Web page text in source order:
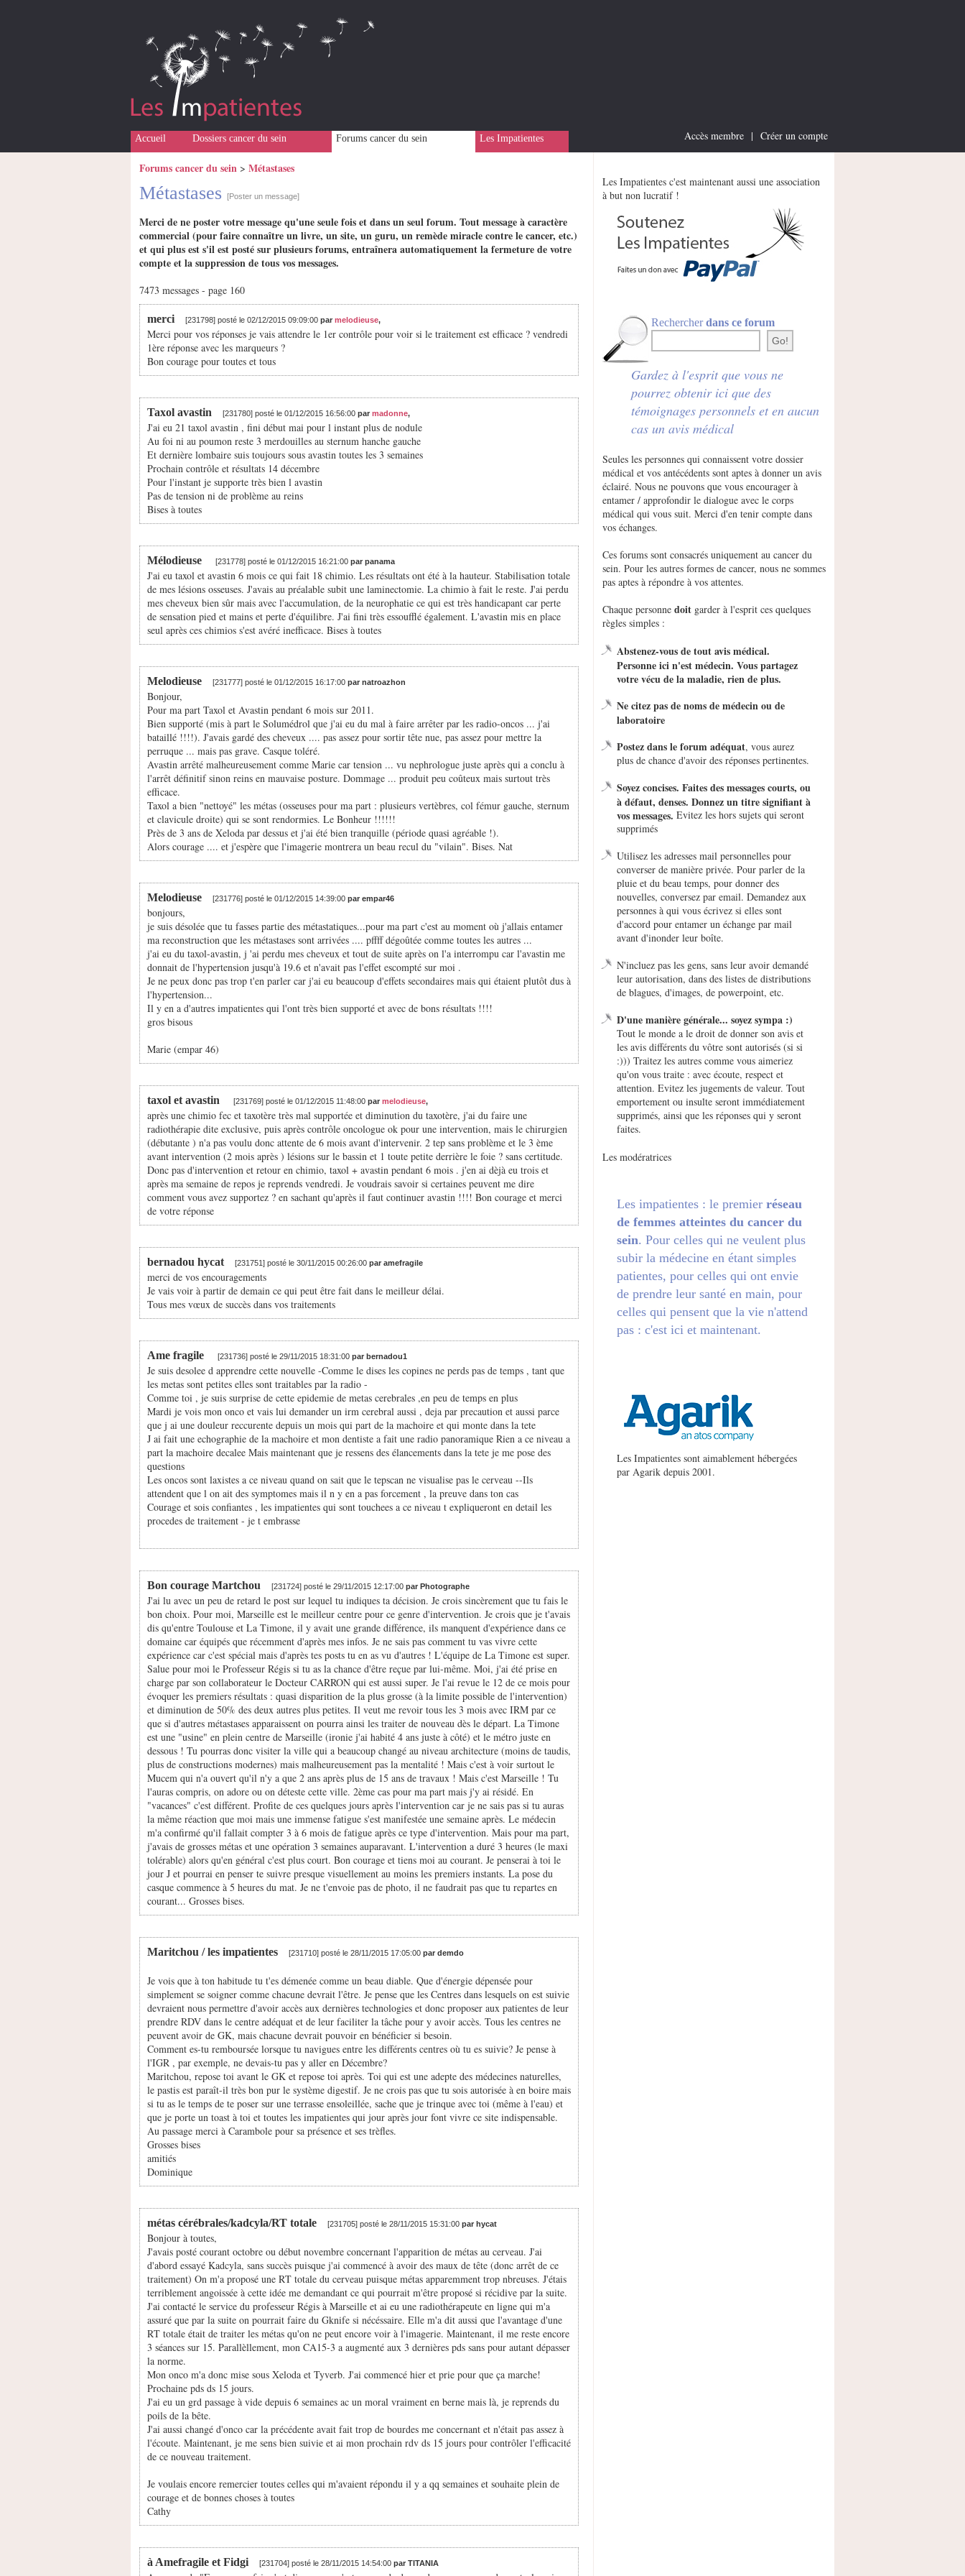
Accueil Dossiers cancer du sein Forums cancer du sein Les Impatientes Accès membre | Créer un compte
Forums cancer du sein > Métastases
Métastases [Poster un message]
Merci de ne poster votre message qu'une seule fois et dans un seul forum. Tout message à caractère
commercial (pour faire connaître un livre, un site, un guru, un remède miracle contre le cancer, etc.)
et qui plus est s'il est posté sur plusieurs forums, entraînera automatiquement la fermeture de votre
compte et la suppression de tous vos messages.
7473 messages - page 160
merci [231798] posté le 02/12/2015 09:09:00 par melodieuse,
Merci pour vos réponses je vais attendre le 1er contrôle pour voir si le traitement est efficace ? vendredi
1ère réponse avec les marqueurs ?
Bon courage pour toutes et tous
Taxol avastin [231780] posté le 01/12/2015 16:56:00 par madonne,
J'ai eu 21 taxol avastin , fini début mai pour l instant plus de nodule
Au foi ni au poumon reste 3 merdouilles au sternum hanche gauche
Et dernière lombaire suis toujours sous avastin toutes les 3 semaines
Prochain contrôle et résultats 14 décembre
Pour l'instant je supporte très bien l avastin
Pas de tension ni de problème au reins
Bises à toutes
Mélodieuse [231778] posté le 01/12/2015 16:21:00 par panama
J'ai eu taxol et avastin 6 mois ce qui fait 18 chimio. Les résultats ont été à la hauteur. Stabilisation totale
de mes lésions osseuses. J'avais au préalable subit une laminectomie. La chimio à fait le reste. J'ai perdu
mes cheveux bien sûr mais avec l'accumulation, de la neurophatie ce qui est très handicapant car perte
de sensation pied et mains et perte d'équilibre. J'ai fini très essoufflé également. L'avastin mis en place
seul après ces chimios s'est avéré inefficace. Bises à toutes
Melodieuse [231777] posté le 01/12/2015 16:17:00 par natroazhon
Bonjour,
Pour ma part Taxol et Avastin pendant 6 mois sur 2011.
Bien supporté (mis à part le Solumédrol que j'ai eu du mal à faire arrêter par les radio-oncos ... j'ai
bataillé !!!!). J'avais gardé des cheveux .... pas assez pour sortir tête nue, pas assez pour mettre la
perruque ... mais pas grave. Casque toléré.
Avastin arrêté malheureusement comme Marie car tension ... vu nephrologue juste après qui a conclu à
l'arrêt définitif sinon reins en mauvaise posture. Dommage ... produit peu coûteux mais surtout très
efficace.
Taxol a bien "nettoyé" les métas (osseuses pour ma part : plusieurs vertèbres, col fémur gauche, sternum
et clavicule droite) qui se sont rendormies. Le Bonheur !!!!!!
Près de 3 ans de Xeloda par dessus et j'ai été bien tranquille (période quasi agréable !).
Alors courage .... et j'espère que l'imagerie montrera un beau recul du "vilain". Bises. Nat
Melodieuse [231776] posté le 01/12/2015 14:39:00 par empar46
bonjours,
je suis désolée que tu fasses partie des métastatiques...pour ma part c'est au moment où j'allais entamer
ma reconstruction que les métastases sont arrivées .... pffff dégoûtée comme toutes les autres ...
j'ai eu du taxol-avastin, j 'ai perdu mes cheveux et tout de suite après on l'a interrompu car l'avastin me
donnait de l'hypertension jusqu'à 19.6 et n'avait pas l'effet escompté sur moi .
Je ne peux donc pas trop t'en parler car j'ai eu beaucoup d'effets secondaires mais qui étaient plutôt dus à
l'hypertension...
Il y en a d'autres impatientes qui l'ont très bien supporté et avec de bons résultats !!!!
gros bisous
Marie (empar 46)
taxol et avastin [231769] posté le 01/12/2015 11:48:00 par melodieuse,
après une chimio fec et taxotère très mal supportée et diminution du taxotère, j'ai du faire une
radiothérapie dite exclusive, puis après contrôle oncologue ok pour une intervention, mais le chirurgien
(débutante ) n'a pas voulu donc attente de 6 mois avant d'intervenir. 2 tep sans problème et le 3 ème
avant intervention (2 mois après ) lésions sur le bassin et 1 toute petite derrière le foie ? sans certitude.
Donc pas d'intervention et retour en chimio, taxol + avastin pendant 6 mois . j'en ai dèjà eu trois et
après ma semaine de repos je reprends vendredi. Je voudrais savoir si certaines peuvent me dire
comment vous avez supportez ? en sachant qu'après il faut continuer avastin !!!! Bon courage et merci
de votre réponse
bernadou hycat [231751] posté le 30/11/2015 00:26:00 par amefragile
merci de vos encouragements
Je vais voir à partir de demain ce qui peut être fait dans le meilleur délai.
Tous mes vœux de succès dans vos traitements
Ame fragile [231736] posté le 29/11/2015 18:31:00 par bernadou1
Je suis desolee d apprendre cette nouvelle -Comme le dises les copines ne perds pas de temps , tant que
les metas sont petites elles sont traitables par la radio -
Comme toi , je suis surprise de cette epidemie de metas cerebrales ,en peu de temps en plus
Mardi je vois mon onco et vais lui demander un irm cerebral aussi , deja par precaution et aussi parce
que j ai une douleur reccurente depuis un mois qui part de la machoire et qui monte dans la tete
J ai fait une echographie de la machoire et mon dentiste a fait une radio panoramique Rien a ce niveau a
part la machoire decalee Mais maintenant que je ressens des élancements dans la tete je me pose des
questions
Les oncos sont laxistes a ce niveau quand on sait que le tepscan ne visualise pas le cerveau --Ils
attendent que l on ait des symptomes mais il n y en a pas forcement , la preuve dans ton cas
Courage et sois confiantes , les impatientes qui sont touchees a ce niveau t expliqueront en detail les
procedes de traitement - je t embrasse
Bon courage Martchou [231724] posté le 29/11/2015 12:17:00 par Photographe
J'ai lu avec un peu de retard le post sur lequel tu indiques ta décision. Je crois sincèrement que tu fais le
bon choix. Pour moi, Marseille est le meilleur centre pour ce genre d'intervention. Je crois que je t'avais
dis qu'entre Toulouse et La Timone, il y avait une grande différence, ils manquent d'expérience dans ce
domaine car équipés que récemment d'après mes infos. Je ne sais pas comment tu vas vivre cette
expérience car c'est spécial mais d'après tes posts tu en as vu d'autres ! L'équipe de La Timone est super.
Salue pour moi le Professeur Régis si tu as la chance d'être reçue par lui-même. Moi, j'ai été prise en
charge par son collaborateur le Docteur CARRON qui est aussi super. Je l'ai revue le 12 de ce mois pour
évoquer les premiers résultats : quasi disparition de la plus grosse (à la limite possible de l'intervention)
et diminution de 50% des deux autres plus petites. Il veut me revoir tous les 3 mois avec IRM par ce
que si d'autres métastases apparaissent on pourra ainsi les traiter de nouveau dès le départ. La Timone
est une "usine" en plein centre de Marseille (ironie j'ai habité 4 ans juste à côté) et le métro juste en
dessous ! Tu pourras donc visiter la ville qui a beaucoup changé au niveau architecture (moins de taudis,
plus de constructions modernes) mais malheureusement pas la mentalité ! Mais c'est à voir surtout le
Mucem qui n'a ouvert qu'il n'y a que 2 ans après plus de 15 ans de travaux ! Mais c'est Marseille ! Tu
l'auras compris, on adore ou on déteste cette ville. 2ème cas pour ma part mais j'y ai résidé. En
"vacances" c'est différent. Profite de ces quelques jours après l'intervention car je ne sais pas si tu auras
la même réaction que moi mais une immense fatigue s'est manifestée une semaine après. Le médecin
m'a confirmé qu'il fallait compter 3 à 6 mois de fatigue après ce type d'intervention. Mais pour ma part,
j'avais de grosses métas et une opération 3 semaines auparavant. L'intervention a duré 3 heures (le maxi
tolérable) alors qu'en général c'est plus court. Bon courage et tiens moi au courant. Je penserai à toi le
jour J et pourrai en penser te suivre presque visuellement au moins les premiers instants. La pose du
casque commence à 5 heures du mat. Je ne t'envoie pas de photo, il ne faudrait pas que tu repartes en
courant... Grosses bises.
Maritchou / les impatientes [231710] posté le 28/11/2015 17:05:00 par demdo
Je vois que à ton habitude tu t'es démenée comme un beau diable. Que d'énergie dépensée pour
simplement se soigner comme chacune devrait l'être. Je pense que les Centres dans lesquels on est suivie
devraient nous permettre d'avoir accès aux dernières technologies et donc proposer aux patientes de leur
prendre RDV dans le centre adéquat et de leur faciliter la tâche pour y avoir accès. Tous les centres ne
peuvent avoir de GK, mais chacune devrait pouvoir en bénéficier si besoin.
Comment es-tu remboursée lorsque tu navigues entre les différents centres où tu es suivie? Je pense à
l'IGR , par exemple, ne devais-tu pas y aller en Décembre?
Maritchou, repose toi avant le GK et repose toi après. Toi qui est une adepte des médecines naturelles,
le pastis est paraît-il très bon pur le système digestif. Je ne crois pas que tu sois autorisée à en boire mais
si tu as le temps de te poser sur une terrasse ensoleillée, sache que je trinque avec toi (même à l'eau) et
que je porte un toast à toi et toutes les impatientes qui jour après jour font vivre ce site indispensable.
Au passage merci à Carambole pour sa présence et ses trèfles.
Grosses bises
amitiés
Dominique
métas cérébrales/kadcyla/RT totale [231705] posté le 28/11/2015 15:31:00 par hycat
Bonjour à toutes,
J'avais posté courant octobre ou début novembre concernant l'apparition de métas au cerveau. J'ai
d'abord essayé Kadcyla, sans succès puisque j'ai commencé à avoir des maux de tête (donc arrêt de ce
traitement) On m'a proposé une RT totale du cerveau puisque métas apparemment trop nbreuses. J'étais
terriblement angoissée à cette idée me demandant ce qui pourrait m'être proposé si récidive par la suite.
J'ai contacté le service du professeur Régis à Marseille et ai eu une radiothérapeute en ligne qui m'a
assuré que par la suite on pourrait faire du Gknife si nécéssaire. Elle m'a dit aussi que l'avantage d'une
RT totale était de traiter les métas qu'on ne peut encore voir à l'imagerie. Maintenant, il me reste encore
3 séances sur 15. Parallèllement, mon CA15-3 a augmenté aux 3 dernières pds sans pour autant dépasser
la norme.
Mon onco m'a donc mise sous Xeloda et Tyverb. J'ai commencé hier et prie pour que ça marche!
Prochaine pds ds 15 jours.
J'ai eu un grd passage à vide depuis 6 semaines ac un moral vraiment en berne mais là, je reprends du
poils de la bête.
J'ai aussi changé d'onco car la précédente avait fait trop de bourdes me concernant et n'était pas assez à
l'écoute. Maintenant, je me sens bien suivie et ai mon prochain rdv ds 15 jours pour contrôler l'efficacité
de ce nouveau traitement.
Je voulais encore remercier toutes celles qui m'avaient répondu il y a qq semaines et souhaite plein de
courage et de bonnes choses à toutes
Cathy
à Amefragile et Fidgi [231704] posté le 28/11/2015 14:54:00 par TITANIA
Les Impatientes c'est maintenant aussi une association
à but non lucratif !
Rechercherdans ce forum
Gardez à l'esprit que vous ne
pourrez obtenir ici que des
témoignages personnels et en aucun
cas un avis médical
Seules les personnes qui connaissent votre dossier
médical et vos antécédents sont aptes à donner un avis
éclairé. Nous ne pouvons que vous encourager à
entamer / approfondir le dialogue avec le corps
médical qui vous suit. Merci d'en tenir compte dans
vos échanges.
Ces forums sont consacrés uniquement au cancer du
sein. Pour les autres formes de cancer, nous ne sommes
pas aptes à répondre à vos attentes.
Chaque personne doit garder à l'esprit ces quelques
règles simples :
Abstenez-vous de tout avis médical.
Personne ici n'est médecin. Vous partagez
votre vécu de la maladie, rien de plus.
Ne citez pas de noms de médecin ou de
laboratoire
Postez dans le forum adéquat, vous aurez
plus de chance d'avoir des réponses pertinentes.
Soyez concises. Faites des messages courts, ou
à défaut, denses. Donnez un titre signifiant à
vos messages. Evitez les hors sujets qui seront
supprimés
Utilisez les adresses mail personnelles pour
converser de manière privée. Pour parler de la
pluie et du beau temps, pour donner des
nouvelles, conversez par email. Demandez aux
personnes à qui vous écrivez si elles sont
d'accord pour entamer un échange par mail
avant d'inonder leur boîte.
N'incluez pas les gens, sans leur avoir demandé
leur autorisation, dans des listes de distributions
de blagues, d'images, de powerpoint, etc.
D'une manière générale... soyez sympa :)
Tout le monde a le droit de donner son avis et
les avis différents du vôtre sont autorisés (si si
:))) Traitez les autres comme vous aimeriez
qu'on vous traite : avec écoute, respect et
attention. Evitez les jugements de valeur. Tout
emportement ou insulte seront immédiatement
supprimés, ainsi que les réponses qui y seront
faites.
Les modératrices
Les impatientes : le premier réseau
de femmes atteintes du cancer du
sein. Pour celles qui ne veulent plus
subir la médecine en étant simples
patientes, pour celles qui ont envie
de prendre leur santé en main, pour
celles qui pensent que la vie n'attend
pas : c'est ici et maintenant.
Les Impatientes sont aimablement hébergées
par Agarik depuis 2001.